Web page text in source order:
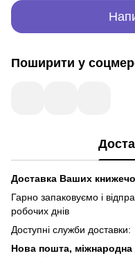
Поширити у
Доставка Ваших
Гарно запаковуємо і
робочих днів
Доступні служби доставки:
Нова пошта, міжнародна